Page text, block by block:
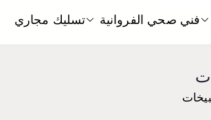
افضل معلم صحي
فني صحي الفروانية تسليك مجاري